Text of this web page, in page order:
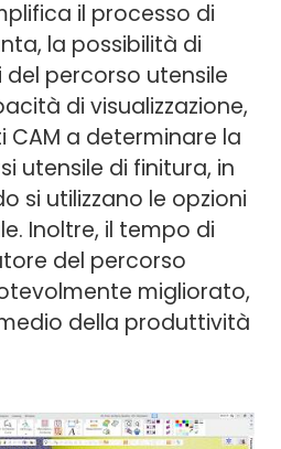
il processo di
la possibilità di
del percorso utensile
di visualizzazione,
a determinare la
utensile di finitura, in
si utilizzano le opzioni
Inoltre, il tempo di
del percorso
migliorato,
della produttività